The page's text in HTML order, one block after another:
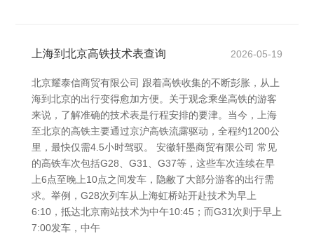
上海到北京高铁技术表查询 2026-05-19
北京耀泰信商贸有限公司 跟着高铁收集的不断彭胀，从上
海到北京的出行变得愈加方便。关于观念乘坐高铁的游客
来说，了解准确的技术表是行程安排的要津。当今，上海
至北京的高铁主要通过京沪高铁流露驱动，全程约1200公
里，最快仅需4.5小时驾驭。 安徽轩墨商贸有限公司 常见
的高铁车次包括G28、G31、G37等，这些车次连续在早
上6点至晚上10点之间发车，隐敝了大部分游客的出行需
求。举例，G28次列车从上海虹桥站开赴技术为早上
6:10，抵达北京南站技术为中午10:45；而G31次则于早上
7:00发车，中午